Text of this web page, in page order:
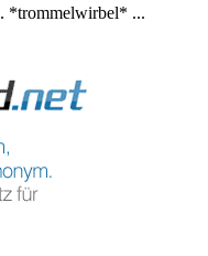
*trommelwirbel* ...